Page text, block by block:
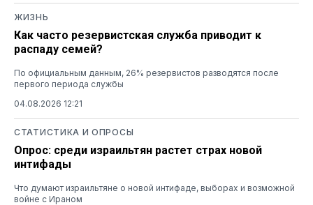
ЖИЗНЬ
Как часто резервистская служба приводит к
распаду семей?
По официальным данным, 26% резервистов разводятся после
первого периода службы
04.08.2026 12:21
СТАТИСТИКА И ОПРОСЫ
Опрос: среди израильтян растет страх новой
интифады
Что думают израильтяне о новой интифаде, выборах и возможной
войне с Ираном